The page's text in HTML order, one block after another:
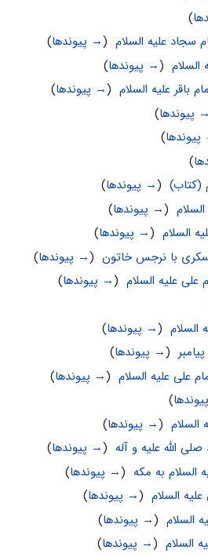
)
سجاد علیه السلام‏
(→ پیوندها)
السلام‏
(→ پیوندها)
باقر علیه السلام‏
(→ پیوندها)
پیوندها)
)
)
(کتاب)‏
(→ پیوندها)
‏
(→ پیوندها)
السلام‏
(→ پیوندها)
با نرجس خاتون‏
(→ پیوندها)
علیه السلام‏
(→ پیوندها)
السلام‏
(→ پیوندها)
‏
(→ پیوندها)
علی علیه السلام‏
(→ پیوندها)
)
السلام‏
(→ پیوندها)
الله علیه و آله‏
(→ پیوندها)
السلام به مکه‏
(→ پیوندها)
السلام‏
(→ پیوندها)
السلام‏
(→ پیوندها)
السلام‏
(→ پیوندها)